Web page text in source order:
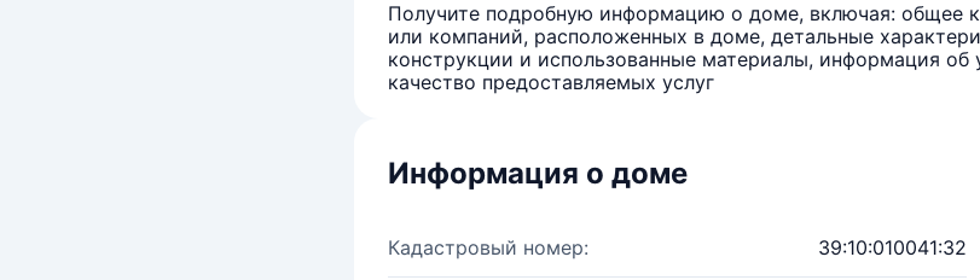
Получите подробную информацию о доме, включая: общее
или компаний, расположенных в доме, детальные
конструкции и использованные материалы, информация
качество предоставляемых услуг
Информация о доме
Кадастровый номер: 39:10:010041:32